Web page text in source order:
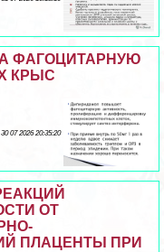
ФАГОЦИТАРНУЮ
КРЫС
30 07 2026 20:35:20
ОТ
ПЛАЦЕНТЫ ПРИ